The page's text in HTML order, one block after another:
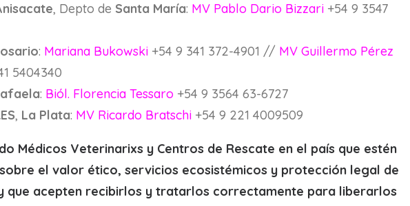
, Depto de Santa María: MV Pablo Dario Bizzari +54 9 3547
: Mariana Bukowski +54 9 341 372-4901 // MV Guillermo Pérez
5404340
: Biól. Florencia Tessaro +54 9 3564 63-6727
, La Plata: MV Ricardo Bratschi +54 9 221 4009509
Médicos Veterinarixs y Centros de Rescate en el país que estén
el valor ético, servicios ecosistémicos y protección legal de
que acepten recibirlos y tratarlos correctamente para liberarlos